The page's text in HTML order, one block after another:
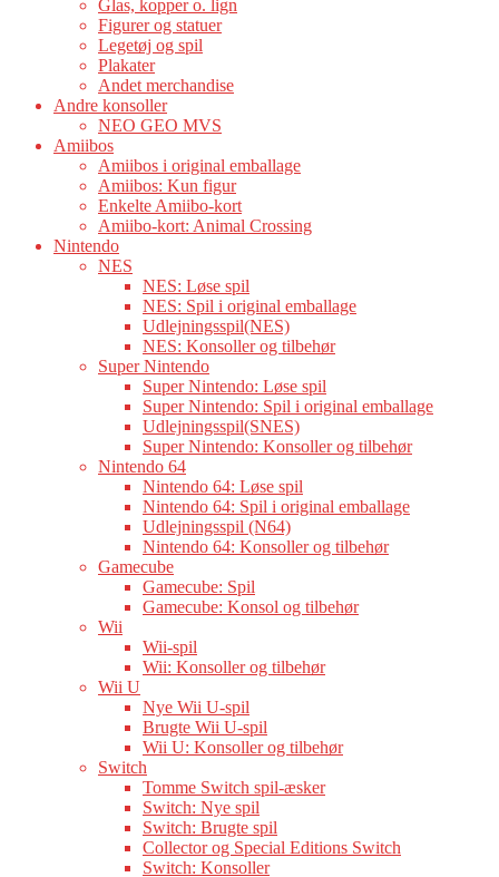
Glas, kopper o. lign
Figurer og statuer
Legetøj og spil
Plakater
Andet merchandise
Andre konsoller
NEO GEO MVS
Amiibos
Amiibos i original emballage
Amiibos: Kun figur
Enkelte Amiibo-kort
Amiibo-kort: Animal Crossing
Nintendo
NES
NES: Løse spil
NES: Spil i original emballage
Udlejningsspil(NES)
NES: Konsoller og tilbehør
Super Nintendo
Super Nintendo: Løse spil
Super Nintendo: Spil i original emballage
Udlejningsspil(SNES)
Super Nintendo: Konsoller og tilbehør
Nintendo 64
Nintendo 64: Løse spil
Nintendo 64: Spil i original emballage
Udlejningsspil (N64)
Nintendo 64: Konsoller og tilbehør
Gamecube
Gamecube: Spil
Gamecube: Konsol og tilbehør
Wii
Wii-spil
Wii: Konsoller og tilbehør
Wii U
Nye Wii U-spil
Brugte Wii U-spil
Wii U: Konsoller og tilbehør
Switch
Tomme Switch spil-æsker
Switch: Nye spil
Switch: Brugte spil
Collector og Special Editions Switch
Switch: Konsoller